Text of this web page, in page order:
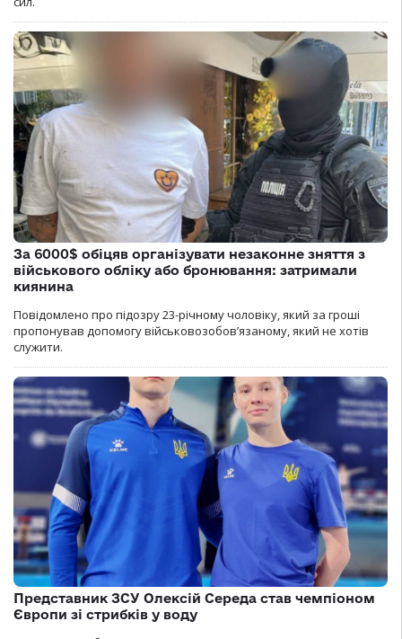
За 6000$ обіцяв організувати незаконне зняття з
військового обліку або бронювання: затримали
киянина
Повідомлено про підозру 23-річному чоловіку, який за гроші
пропонував допомогу військовозобов’язаному, який не хотів
служити.
Представник ЗСУ Олексій Середа став чемпіоном
Європи зі стрибків у воду